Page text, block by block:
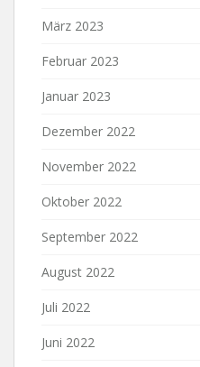
März 2023
Februar 2023
Januar 2023
Dezember 2022
November 2022
Oktober 2022
September 2022
August 2022
Juli 2022
Juni 2022